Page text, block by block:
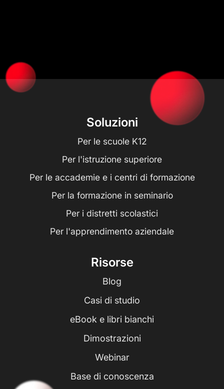
Soluzioni
Per le scuole K12
Per l'istruzione superiore
Per le accademie e i centri di formazione
Per la formazione in seminario
Per i distretti scolastici
Per l'apprendimento aziendale
Risorse
Blog
Casi di studio
eBook e libri bianchi
Dimostrazioni
Webinar
Base di conoscenza